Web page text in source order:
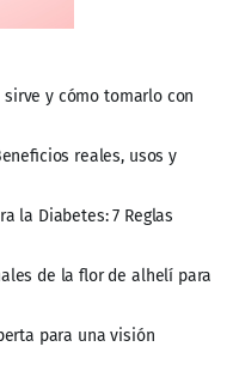
y cómo tomarlo con
reales, usos y
la Diabetes: 7 Reglas
de la flor de alhelí para
para una visión